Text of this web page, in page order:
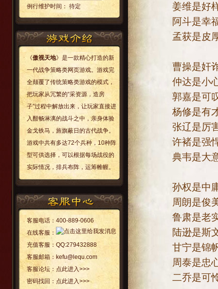
例行维护时间： 待定
《傲视天地》是一款精心打造的新
一代战争策略类网页游戏。游戏完
全颠覆了传统策略类游戏的模式，
把玩家从冗繁的“采资源，造房
子”过程中解放出来，让玩家直接进
入酣畅淋漓的战斗之中，亲身体验
金戈铁马，旌旗蔽日的古代战争。
游戏中共有多达72个兵种，10种阵
型可供选择，可以根据每场战役的
实际情况，排兵布阵，运筹帷幄。
客服电话： 400-889-0606
在线客服：
充值客服： QQ:279432888
客服邮箱： kefu@lequ.com
客服论坛： 点此进入>>>
密码找回： 点此进入>>>
姜维是好样
阿斗是幸福
孟获是皮厚
曹操是奸诈
仲达是小心
郭嘉是可叹
杨修是有才
张辽是厉害
许褚是强悍
典韦是大意
孙权是中庸
周朗是俊美
鲁肃是老实
陆逊是斯文
甘宁是锦帆
周泰是忠心
二乔是可怜